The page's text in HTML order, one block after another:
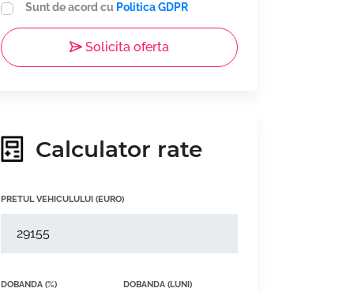
Sunt de acord cu Politica GDPR
Solicita oferta
Calculator rate
PRETUL VEHICULULUI (EURO)
DOBANDA (%) DOBANDA (LUNI)